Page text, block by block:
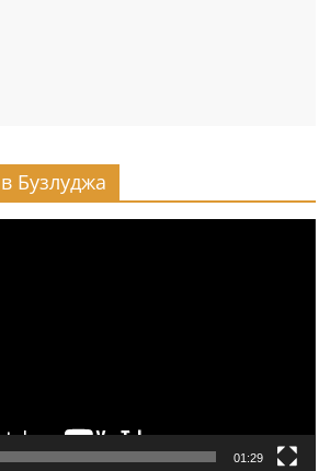
Бузлуджа
01:29